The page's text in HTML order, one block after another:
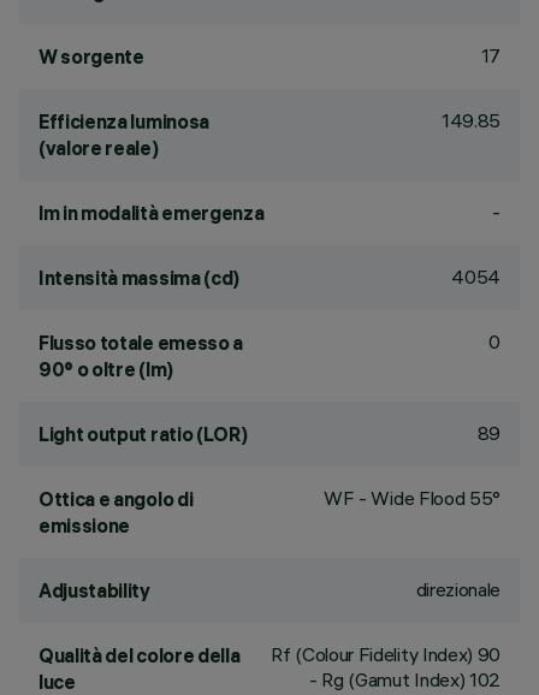
W sorgente 17
Efficienza luminosa
(valore reale)
149.85
lm in modalità emergenza -
Intensità massima (cd) 4054
Flusso totale emesso a
90° o oltre (lm)
0
Light output ratio (LOR) 89
Ottica e angolo di
emissione
WF - Wide Flood 55°
Adjustability direzionale
Qualità del colore della
luce
Rf (Colour Fidelity Index) 90
- Rg (Gamut Index) 102